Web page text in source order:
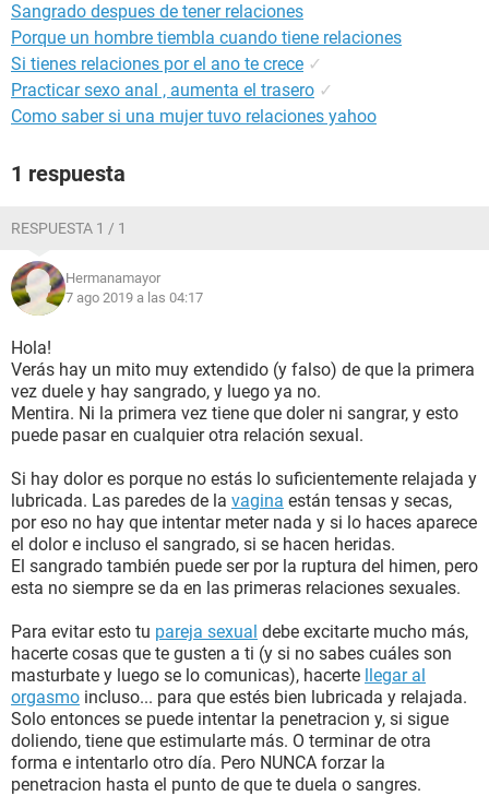
Sangrado despues de tener relaciones
Porque un hombre tiembla cuando tiene relaciones
Si tienes relaciones por el ano te crece ✓
Practicar sexo anal , aumenta el trasero ✓
Como saber si una mujer tuvo relaciones yahoo
1 respuesta
RESPUESTA 1 / 1
Hermanamayor
7 ago 2019 a las 04:17
Hola!
Verás hay un mito muy extendido (y falso) de que la primera
vez duele y hay sangrado, y luego ya no.
Mentira. Ni la primera vez tiene que doler ni sangrar, y esto
puede pasar en cualquier otra relación sexual.
Si hay dolor es porque no estás lo suficientemente relajada y
lubricada. Las paredes de la vagina están tensas y secas,
por eso no hay que intentar meter nada y si lo haces aparece
el dolor e incluso el sangrado, si se hacen heridas.
El sangrado también puede ser por la ruptura del himen, pero
esta no siempre se da en las primeras relaciones sexuales.
Para evitar esto tu pareja sexual debe excitarte mucho más,
hacerte cosas que te gusten a ti (y si no sabes cuáles son
masturbate y luego se lo comunicas), hacerte llegar al
orgasmo incluso... para que estés bien lubricada y relajada.
Solo entonces se puede intentar la penetracion y, si sigue
doliendo, tiene que estimularte más. O terminar de otra
forma e intentarlo otro día. Pero NUNCA forzar la
penetracion hasta el punto de que te duela o sangres.